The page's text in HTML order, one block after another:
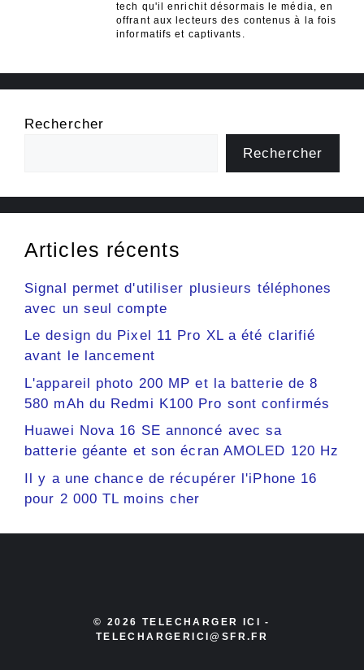
tech qu'il enrichit désormais le média, en
offrant aux lecteurs des contenus à la fois
informatifs et captivants.
Rechercher
Rechercher
Articles récents
Signal permet d'utiliser plusieurs téléphones
avec un seul compte
Le design du Pixel 11 Pro XL a été clarifié
avant le lancement
L'appareil photo 200 MP et la batterie de 8
580 mAh du Redmi K100 Pro sont confirmés
Huawei Nova 16 SE annoncé avec sa
batterie géante et son écran AMOLED 120 Hz
Il y a une chance de récupérer l'iPhone 16
pour 2 000 TL moins cher
© 2026 TELECHARGER ICI -
TELECHARGERICI@SFR.FR